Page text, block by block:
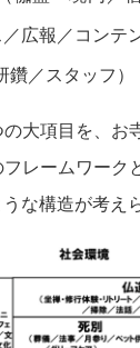
広報／コンテ
鑽／スタッフ）
の大項目を、お
レームワーク
な構造が考え